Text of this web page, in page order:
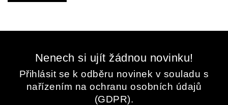
Nenech si ujít žádnou novinku!
Přihlásit se k odběru novinek v souladu s
nařízením na ochranu osobních údajů
(GDPR).